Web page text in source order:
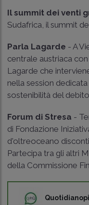
Il summit dei venti
Sudafrica, il summit
Parla Lagarde - A
centrale austriaca
Lagarde che
nella session
sostenibilità del
Forum di Stresa -
di Fondazione
d'oltreoceano
Partecipa tra gli altri
della Commissione